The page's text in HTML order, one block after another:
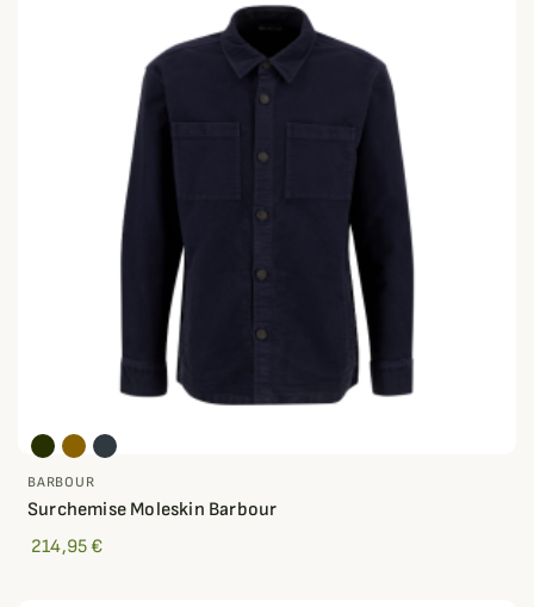
BARBOUR
Surchemise Moleskin Barbour
214,95 €